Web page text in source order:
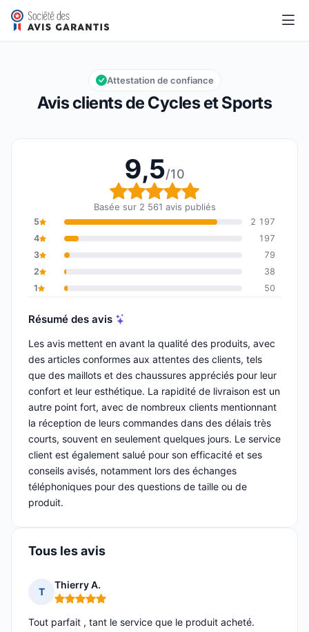
Cycles et Sports
Note globale : 9,5 sur 10
9,5/10
Avis clients de Cycles et Sports
Attestation de confiance
9,5/10
Note globale : 9,5 sur
Basée sur 2 561 avis publiés
5
2 197
4
197
3
79
2
38
1
50
Résumé des avis
Les avis mettent en avant la qualité des produits, avec
des articles conformes aux attentes des clients, tels
que des maillots et des chaussures appréciés pour leur
confort et leur esthétique. La rapidité de livraison est un
autre point fort, avec de nombreux clients mentionnant
la réception de leurs commandes dans des délais très
courts, souvent en seulement quelques jours. Le service
client est également salué pour son efficacité et ses
conseils avisés, notamment lors des échanges
téléphoniques pour des questions de taille ou de
produit.
Tous les avis
T
Thierry A.
Note : 5 sur 5
Tout parfait , tant le service que le produit acheté.